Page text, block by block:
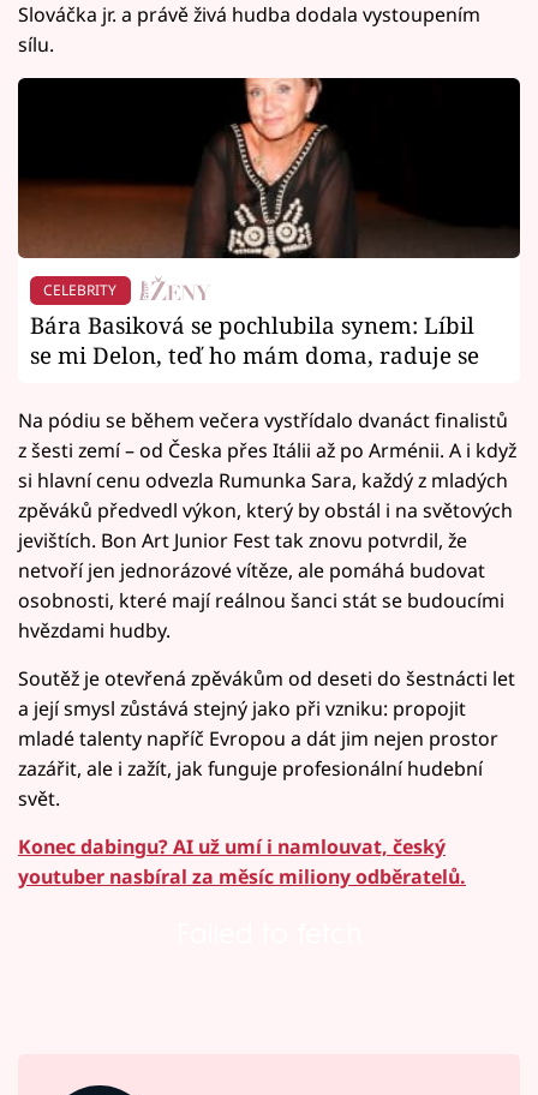
Slováčka jr. a právě živá hudba dodala vystoupením
sílu.
CELEBRITY
Bára Basiková se pochlubila synem: Líbil
se mi Delon, teď ho mám doma, raduje se
Na pódiu se během večera vystřídalo dvanáct finalistů
z šesti zemí – od Česka přes Itálii až po Arménii. A i když
si hlavní cenu odvezla Rumunka Sara, každý z mladých
zpěváků předvedl výkon, který by obstál i na světových
jevištích. Bon Art Junior Fest tak znovu potvrdil, že
netvoří jen jednorázové vítěze, ale pomáhá budovat
osobnosti, které mají reálnou šanci stát se budoucími
hvězdami hudby.
Soutěž je otevřená zpěvákům od deseti do šestnácti let
a její smysl zůstává stejný jako při vzniku: propojit
mladé talenty napříč Evropou a dát jim nejen prostor
zazářit, ale i zažít, jak funguje profesionální hudební
svět.
Konec dabingu? AI už umí i namlouvat, český
youtuber nasbíral za měsíc miliony odběratelů.